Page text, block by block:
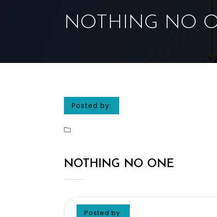
NOTHING NO
Posted by:
NOTHING NO ONE
Posted by: